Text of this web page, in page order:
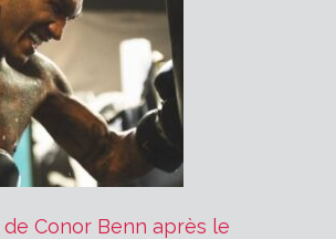
Conor Benn après le